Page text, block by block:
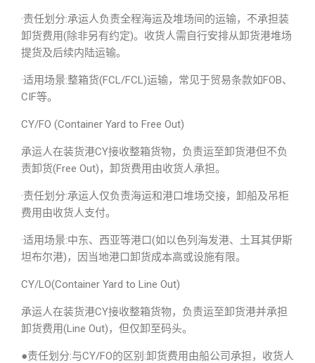
·责任划分:承运人负责全程海运及堆场间的运输，不承担装
卸货费用(除非另有约定)。收货人需自行安排从卸货港堆场
提货及后续内陆运输。
·适用场景:整箱货(FCL/FCL)运输，常见于贸易条款如FOB、
CIF等。
CY/FO (Container Yard to Free Out)
承运人在装货港CY接收整箱货物，负责运至卸货港但不负
责卸货(Free Out)，卸货费用由收货人承担。
·责任划分:承运人仅负责海运和港口堆场交接，卸船及吊柜
费用由收货人支付。
·适用场景:中东、西亚等港口(如以色列海发港、土耳其伊斯
坦布尔港)，因当地港口卸货成本高或设施有限。
CY/LO(Container Yard to Line Out)
承运人在装货港CY接收整箱货物，负责运至卸货港并承担
卸货费用(Line Out)，但仅卸至码头。
●责任划分:与CY/FO的区别:卸货费用由船公司承担，收货人